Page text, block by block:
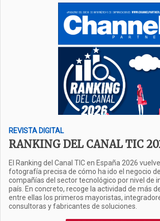
REVISTA DIGITAL
RANKING DEL CANAL TIC
El Ranking del Canal TIC en España 2026
fotografía precisa de cómo ha ido el negocio
compañías del sector tecnológico por nivel de
país. En concreto, recoge la actividad de más
entre ellas los primeros mayoristas,
consultoras y fabricantes de soluciones.